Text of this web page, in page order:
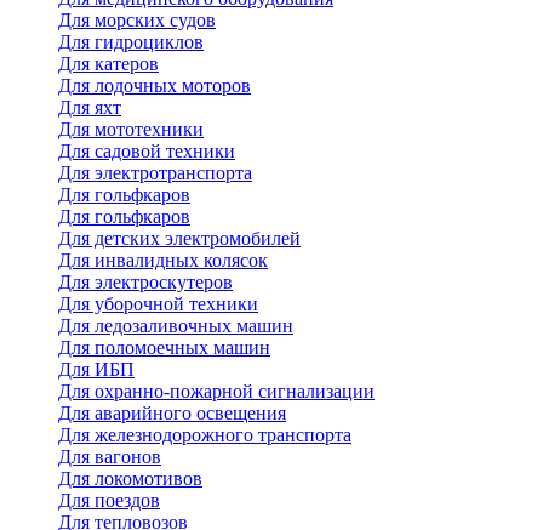
Для морских судов
Для гидроциклов
Для катеров
Для лодочных моторов
Для яхт
Для мототехники
Для садовой техники
Для электротранспорта
Для гольфкаров
Для гольфкаров
Для детских электромобилей
Для инвалидных колясок
Для электроскутеров
Для уборочной техники
Для ледозаливочных машин
Для поломоечных машин
Для ИБП
Для охранно-пожарной сигнализации
Для аварийного освещения
Для железнодорожного транспорта
Для вагонов
Для локомотивов
Для поездов
Для тепловозов